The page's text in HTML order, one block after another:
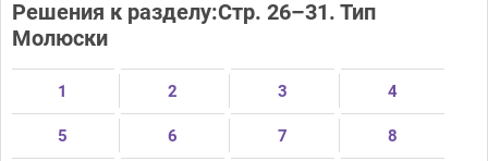
Решения к разделу:Стр. 26–31. Тип
Молюски
1 2 3 4
5 6 7 8